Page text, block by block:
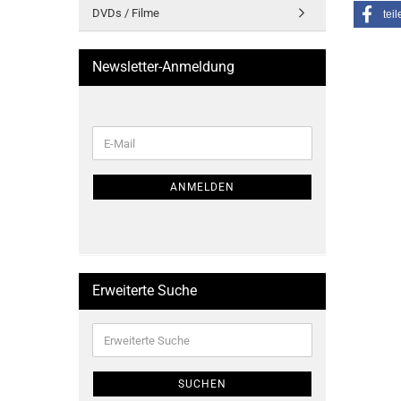
DVDs / Filme
Newsletter-Anmeldung
ZUR
E-
Mail
ANMELDEN
Erweiterte Suche
Suche
SUCHEN